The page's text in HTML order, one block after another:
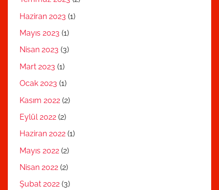
Haziran 2023 (1)
Mayıs 2023 (1)
Nisan 2023 (3)
Mart 2023 (1)
Ocak 2023 (1)
Kasım 2022 (2)
Eylül 2022 (2)
Haziran 2022 (1)
Mayıs 2022 (2)
Nisan 2022 (2)
Şubat 2022 (3)